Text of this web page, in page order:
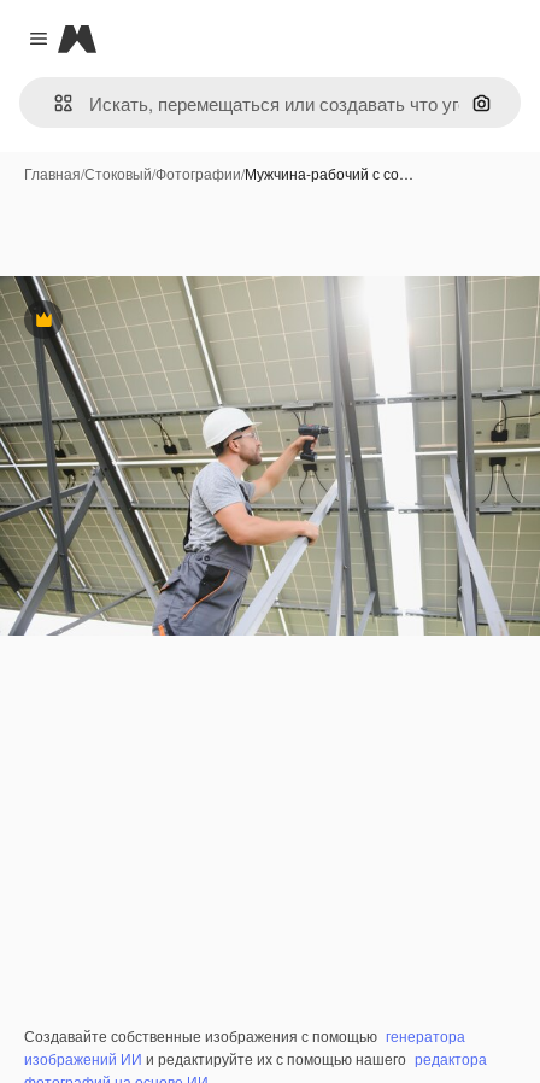
Close menu
Magnific
Поиск
Главная/Стоковый/Фотографии/Мужчина-рабочий с со…
Премиум
Создавайте собственные изображения с помощью генератора
изображений ИИ и редактируйте их с помощью нашего редактора